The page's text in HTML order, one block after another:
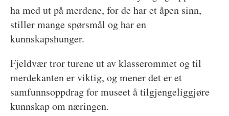
ha med ut på merdene, for de har et åpen sinn,
stiller mange spørsmål og har en
kunnskapshunger.
Fjeldvær tror turene ut av klasserommet og til
merdekanten er viktig, og mener det er et
samfunnsoppdrag for museet å tilgjengeliggjøre
kunnskap om næringen.